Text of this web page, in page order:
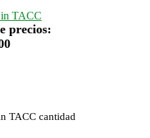
TACC
precios:
TACC cantidad